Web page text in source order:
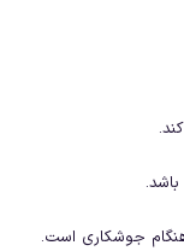
جوشکاری است.